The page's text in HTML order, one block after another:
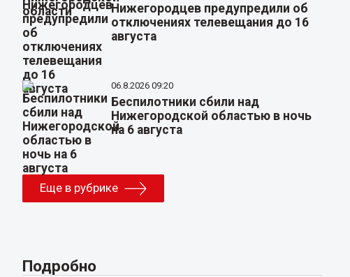
Нижегородцев предупредили об
отключениях телевещания до 16
августа
06.8.2026 09:20
Беспилотники сбили над
Нижегородской областью в ночь
на 6 августа
Еще в рубрике
Подробно